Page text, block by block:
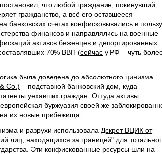
постановил , что любой гражданин, покинувший
гражданство, а всё его оставшееся
банковских счетах конфисковывались в пользу
финансов и направлялись на военные
активов беженцев и депортированных
составлявших 70% ВВП (сейчас у РФ – чуть
была доведена до абсолютного цинизма
Co.) – подставной банковский дом, куда
уехавших граждан. Оттуда активы
буржуазия своей же
их новые прибежища.
и разрухи использовала Декрет ВЦИК от
лиц, находящихся за границей" для
Эти конфискованные ресурсы шли на